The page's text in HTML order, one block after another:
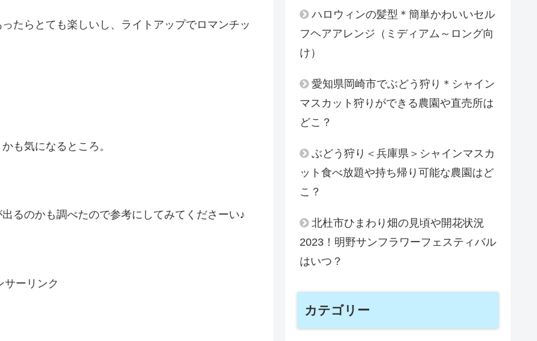
たらとても楽しいし、ライトアップでロマンチッ
も気になるところ。
るのかも調べたので参考にしてみてくださーい♪
サーリンク
ハロウィンの髪型＊簡単かわいいセル
フヘアアレンジ（ミディアム～ロング向
け）
愛知県岡崎市でぶどう狩り＊シャイン
マスカット狩りができる農園や直売所は
どこ？
ぶどう狩り＜兵庫県＞シャインマスカ
ット食べ放題や持ち帰り可能な農園はど
こ？
北杜市ひまわり畑の見頃や開花状況
2023！明野サンフラワーフェスティバル
はいつ？
カテゴリー